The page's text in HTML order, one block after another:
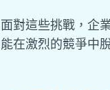
面對這些挑戰，企
能在激烈的競爭中